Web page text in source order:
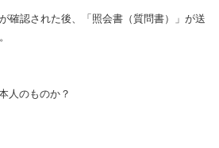
確認された後、「照会書（質問書）」が送
人のものか？